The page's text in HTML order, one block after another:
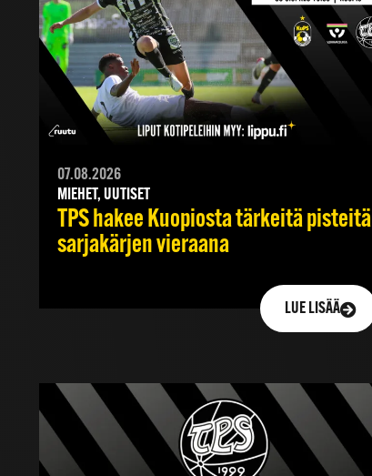
07.08.2026
MIEHET, UUTISET
TPS hakee Kuopiosta tärkeitä pisteitä
sarjakärjen vieraana
LUE LISÄÄ